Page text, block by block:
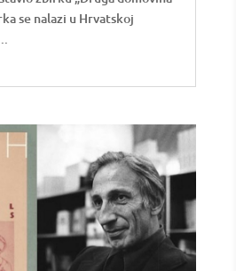
se nalazi u Hrvatskoj